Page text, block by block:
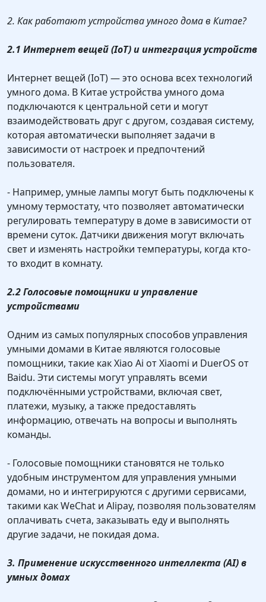
2. Как работают устройства умного дома в Китае?
2.1 Интернет вещей (IoT) и интеграция устройств
Интернет вещей (IoT) — это основа всех технологий
умного дома. В Китае устройства умного дома
подключаются к центральной сети и могут
взаимодействовать друг с другом, создавая систему,
которая автоматически выполняет задачи в
зависимости от настроек и предпочтений
пользователя.
- Например, умные лампы могут быть подключены к
умному термостату, что позволяет автоматически
регулировать температуру в доме в зависимости от
времени суток. Датчики движения могут включать
свет и изменять настройки температуры, когда кто-
то входит в комнату.
2.2 Голосовые помощники и управление
устройствами
Одним из самых популярных способов управления
умными домами в Китае являются голосовые
помощники, такие как Xiao Ai от Xiaomi и DuerOS от
Baidu. Эти системы могут управлять всеми
подключёнными устройствами, включая свет,
платежи, музыку, а также предоставлять
информацию, отвечать на вопросы и выполнять
команды.
- Голосовые помощники становятся не только
удобным инструментом для управления умными
домами, но и интегрируются с другими сервисами,
такими как WeChat и Alipay, позволяя пользователям
оплачивать счета, заказывать еду и выполнять
другие задачи, не покидая дома.
3. Применение искусственного интеллекта (AI) в
умных домах